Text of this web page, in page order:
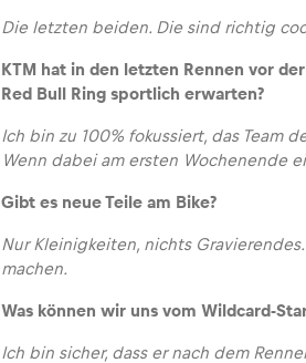
Die letzten beiden. Die sind richtig
KTM hat in den letzten Rennen vor
Red Bull Ring sportlich erwarten?
Ich bin zu 100% fokussiert, das Team
Wenn dabei am ersten Wochenende
Gibt es neue Teile am Bike?
Nur Kleinigkeiten, nichts
machen.
Was können wir uns vom Wildcard-
Ich bin sicher, dass er nach dem